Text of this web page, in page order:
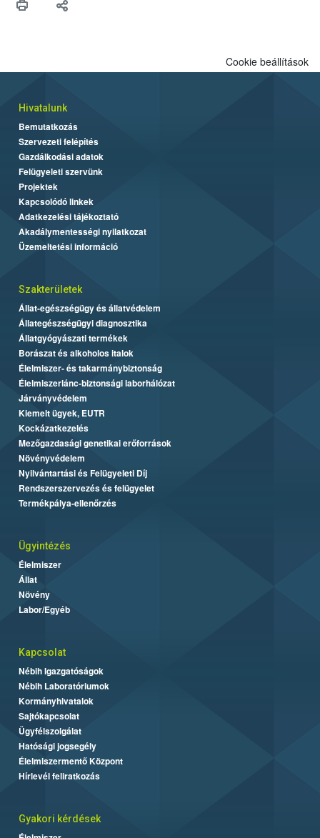
felhasználók számára is elérhető és ökológiai termesztésben is
Cookie beállítások
Hivatalunk
Bemutatkozás
Szervezeti felépítés
Gazdálkodási adatok
Felügyeleti szervünk
Projektek
Kapcsolódó linkek
Adatkezelési tájékoztató
Akadálymentességi nyilatkozat
Üzemeltetési információ
Szakterületek
Állat-egészségügy és állatvédelem
Állategészségügyi diagnosztika
Állatgyógyászati termékek
Borászat és alkoholos italok
Élelmiszer- és takarmánybiztonság
Élelmiszerlánc-biztonsági laborhálózat
Járványvédelem
Kiemelt ügyek, EUTR
Kockázatkezelés
Mezőgazdasági genetikai erőforrások
Növényvédelem
Nyilvántartási és Felügyeleti Díj
Rendszerszervezés és felügyelet
Termékpálya-ellenőrzés
Ügyintézés
Élelmiszer
Állat
Növény
Labor/Egyéb
Kapcsolat
Nébih Igazgatóságok
Nébih Laboratóriumok
Kormányhivatalok
Sajtókapcsolat
Ügyfélszolgálat
Hatósági jogsegély
Élelmiszermentő Központ
Hírlevél feliratkozás
Gyakori kérdések